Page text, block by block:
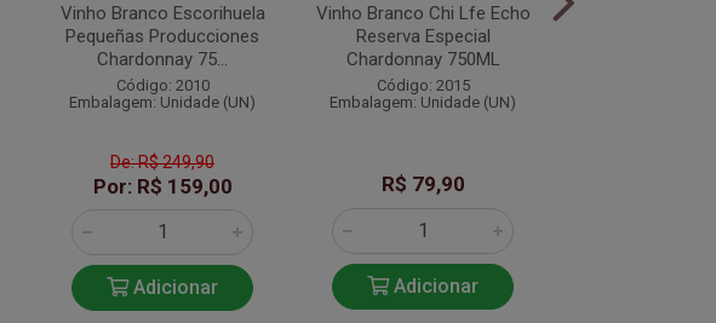
Vinho Branco Escorihuela
Pequeñas Producciones
Chardonnay 75...
Código: 2010
Embalagem: Unidade (UN)
De: R$ 249,90
Por: R$ 159,00
Adicionar
Vinho Branco Chi Lfe Echo
Reserva Especial
Chardonnay 750ML
Código: 2015
Embalagem: Unidade (UN)
R$ 79,90
Adicionar